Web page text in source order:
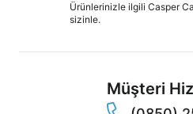
Ürünlerinizle ilgili Casper
sizinle.
Müşteri